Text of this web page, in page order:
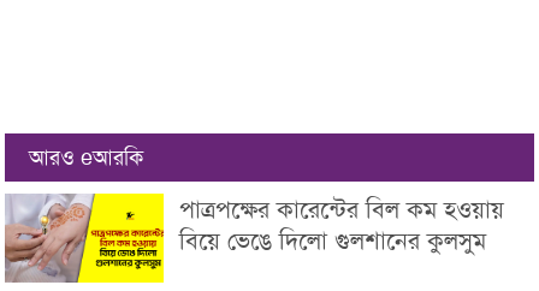
আরও eআরকি
পাত্রপক্ষের কারেন্টের বিল কম হওয়ায়
বিয়ে ভেঙে দিলো গুলশানের কুলসুম